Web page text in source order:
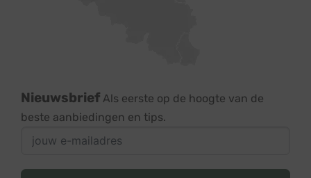
Nieuwsbrief Als eerste op de hoogte van de
beste aanbiedingen en tips.